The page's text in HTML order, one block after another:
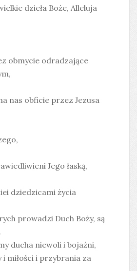
dzieła Boże, Alleluja
obmycie odradzające
nas obficie przez Jezusa
Jego łaską,
dziedzicami życia
prowadzi Duch Boży, są
ducha niewoli i bojaźni,
i miłości i przybrania za